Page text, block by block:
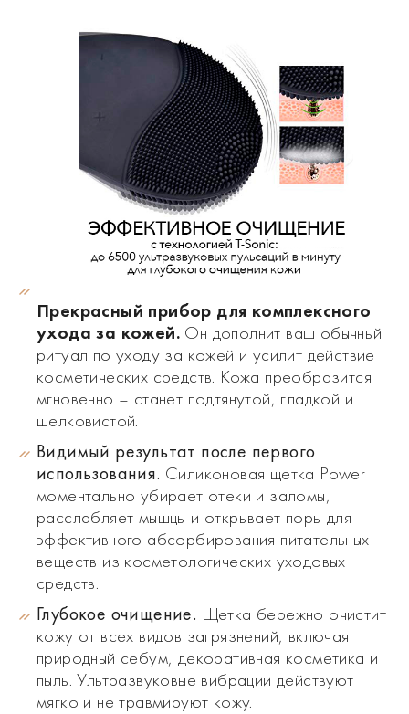
Прекрасный прибор для комплексного
ухода за кожей. Он дополнит ваш обычный
ритуал по уходу за кожей и усилит действие
косметических средств. Кожа преобразится
мгновенно – станет подтянутой, гладкой и
шелковистой.
Видимый результат после первого
использования. Силиконовая щетка Power
моментально убирает отеки и заломы,
расслабляет мышцы и открывает поры для
эффективного абсорбирования питательных
веществ из косметологических уходовых
средств.
Глубокое очищение. Щетка бережно очистит
кожу от всех видов загрязнений, включая
природный себум, декоративная косметика и
пыль. Ультразвуковые вибрации действуют
мягко и не травмируют кожу.